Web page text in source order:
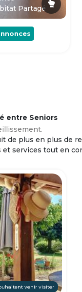
Partagé
entre Seniors
de plus en plus de
et services tout en
venir visiter